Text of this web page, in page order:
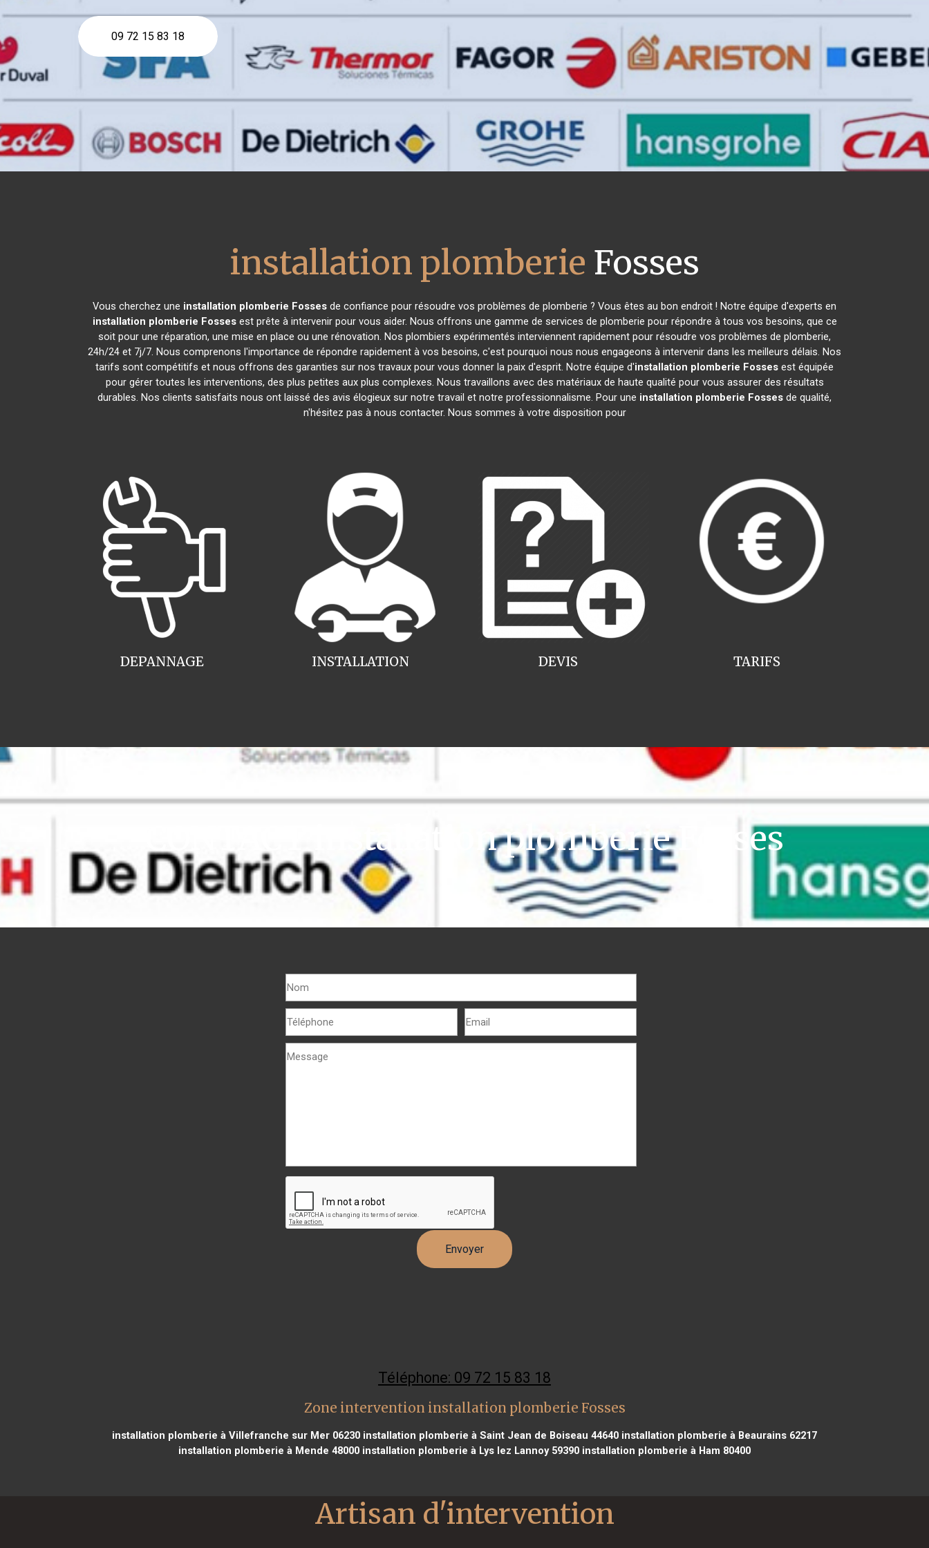
09 72 15 83 18
installation plomberie Fosses
Vous cherchez une installation plomberie Fosses de confiance pour résoudre vos problèmes de plomberie ? Vous êtes au bon endroit ! Notre équipe d'experts en
installation plomberie Fossesest prête à intervenir pour vous aider. Nous offrons une gamme de services de plomberie pour répondre à tous vos besoins, que ce
soit pour une réparation, une mise en place ou une rénovation. Nos plombiers expérimentés interviennent rapidement pour résoudre vos problèmes de plomberie,
24h/24 et 7j/7. Nous comprenons l'importance de répondre rapidement à vos besoins, c'est pourquoi nous nous engageons à intervenir dans les meilleurs délais. Nos
tarifs sont compétitifs et nous offrons des garanties sur nos travaux pour vous donner la paix d'esprit. Notre équipe d'installation plomberie Fosses est équipée
pour gérer toutes les interventions, des plus petites aux plus complexes. Nous travaillons avec des matériaux de haute qualité pour vous assurer des résultats
durables. Nos clients satisfaits nous ont laissé des avis élogieux sur notre travail et notre professionnalisme. Pour une installation plomberie Fosses de qualité,
n'hésitez pas à nous contacter. Nous sommes à votre disposition pour
INSTALLATION
DEPANNAGE TARIFS
DEVIS
CONTACT installation plomberie Fosses
Téléphone: 09 72 15 83 18
Zone intervention installation plomberie Fosses
installation plomberie à Villefranche sur Mer 06230 installation plomberie à Saint Jean de Boiseau 44640 installation plomberie à Beaurains 62217
installation plomberie à Mende 48000 installation plomberie à Lys lez Lannoy 59390 installation plomberie à Ham 80400
Artisan d'intervention